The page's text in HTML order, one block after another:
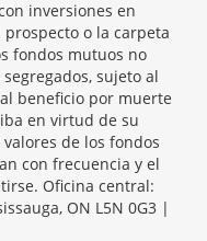
inversiones en
o la carpeta
fondos mutuos no
sujeto al
beneficio por muerte
en virtud de su
de los fondos
con frecuencia y el
Oficina central:
ON L5N 0G3 |